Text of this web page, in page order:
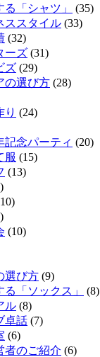
「シャツ」
(35)
ススタイル (33)
(32)
ーズ (31)
ズ (29)
の選び方 (28)
り (24)
記念パーティ (20)
服 (15)
(13)
(10)
選び方 (9)
「ソックス」
(8)
ル (8)
卓話 (7)
(6)
者のご紹介 (6)